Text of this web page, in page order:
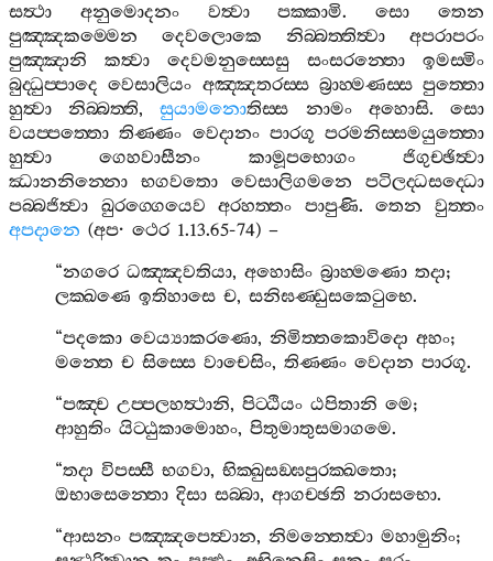
සත්‍ථා
අනුමොදනං වත්‍වා පක‍්කාමි.සො
තෙන
පුඤ‍්ඤකම‍්මෙන
දෙවලොකෙ නිබ‍්බත‍්තිත්‍වා
අපරාපරං
පුඤ‍්ඤානි
කත්‍වා දෙවමනුස‍්සෙසු සංසරන‍්තො
ඉමස‍්මිං
බුද‍්ධුප‍්පාදෙ වෙසාලියං අඤ‍්ඤතරස‍්ස බ්‍රාහ‍්මණස‍්ස පුත‍්තො
හුත්‍වා
නිබ‍්බත‍්ති,සුයාමනොතිස‍්ස නාමං අහොසි.සො
වයප‍්පත‍්තො තිණ‍්ණං වෙදානං පාරගූ පරමනිස‍්සමයුත‍්තො
හුත්‍වා
ගෙහවාසීනං කාමූපභොගං
ජිගුච‍්ඡිත්‍වා
ඣානනින‍්නො
භගවතො වෙසාලිගමනෙ
පටිලද‍්ධසද‍්ධො
පබ‍්බජිත්‍වා
ඛුරග‍්ගෙයෙව අරහත‍්තං පාපුණි.තෙන
වුත‍්තං
අපදානෙ (අප· ථෙර1.13.65-74) –
“නගරෙ ධඤ‍්ඤවතියා,අහොසිං බ්‍රාහ‍්මණො තදා;
ලක‍්ඛණෙ ඉතිහාසෙ ච,සනිඝණ‍්ඩුසකෙටුභෙ.
“පදකො වෙය්‍යාකරණො,නිමිත‍්තකොවිදො අහං;
මන‍්තෙ ච සිස‍්සෙ වාචෙසිං,තිණ‍්ණං වෙදාන පාරගූ.
“පඤ‍්ච උප‍්පලහත්‍ථානි,පිට‍්ඨියං ඨපිතානි මෙ;
ආහුතිං යිට‍්ඨුකාමොහං,පිතුමාතුසමාගමෙ.
“තදා විපස‍්සී භගවා,භික‍්ඛුසඞ‍්ඝපුරක‍්ඛතො;
ඔභාසෙන‍්තො දිසා සබ‍්බා,ආගච‍්ඡති නරාසභො.
“ආසනං පඤ‍්ඤපෙත්‍වාන,නිමන‍්තෙත්‍වා මහාමුනිං;